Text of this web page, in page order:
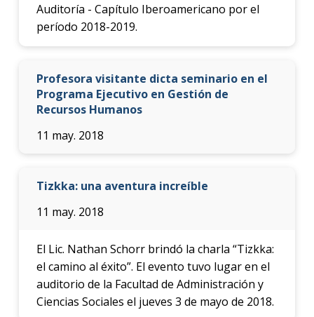
Auditoría - Capítulo Iberoamericano por el
período 2018-2019.
Profesora visitante dicta seminario en el
Programa Ejecutivo en Gestión de
Recursos Humanos
11 may. 2018
Tizkka: una aventura increíble
11 may. 2018
El Lic. Nathan Schorr brindó la charla “Tizkka:
el camino al éxito”. El evento tuvo lugar en el
auditorio de la Facultad de Administración y
Ciencias Sociales el jueves 3 de mayo de 2018.